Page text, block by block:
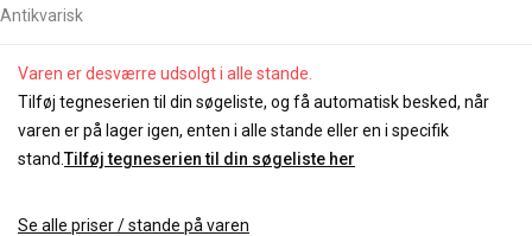
Antikvarisk
Varen er desværre udsolgt i alle stande.
Tilføj tegneserien til din søgeliste, og få automatisk besked, når
varen er på lager igen, enten i alle stande eller en i specifik
stand. Tilføj tegneserien til din søgeliste her
Se alle priser / stande på varen